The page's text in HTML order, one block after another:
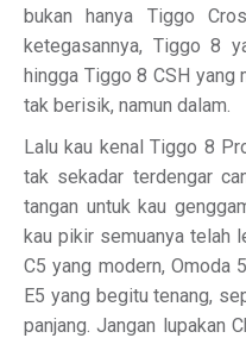
bukan hanya Tiggo
ketegasannya, Tiggo 8
hingga Tiggo 8 CSH yang
tak berisik, namun dalam.
Lalu kau kenal Tiggo 8
tak sekadar terdengar
tangan untuk kau
kau pikir semuanya telah
C5 yang modern, Omoda
E5 yang begitu tenang,
panjang. Jangan lupakan